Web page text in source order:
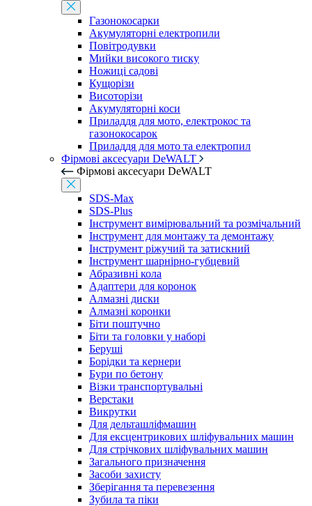
Газонокосарки
Акумуляторні електропили
Повітродувки
Мийки високого тиску
Ножиці садові
Кущорізи
Висоторізи
Акумуляторні коси
Приладдя для мото, електрокос та
газонокосарок
Приладдя для мото та електропил
Фірмові аксесуари DeWALT
Фірмові аксесуари DeWALT
SDS-Max
SDS-Plus
Інструмент вимірювальний та розмічальний
Інструмент для монтажу та демонтажу
Інструмент ріжучий та затискний
Інструмент шарнірно-губцевий
Абразивні кола
Адаптери для коронок
Алмазні диски
Алмазні коронки
Біти поштучно
Біти та головки у наборі
Беруші
Борідки та кернери
Бури по бетону
Візки транспортувальні
Верстаки
Викрутки
Для дельташліфмашин
Для ексцентрикових шліфувальних машин
Для стрічкових шліфувальних машин
Загального призначення
Засоби захисту
Зберігання та перевезення
Зубила та піки